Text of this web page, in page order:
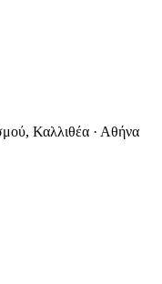
Καλλιθέα · Αθήνα